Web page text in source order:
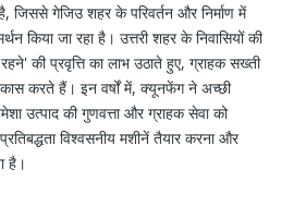
जिससे गेजिउ शहर के परिवर्तन और निर्माण में
किया जा रहा है। उत्तरी शहर के निवासियों की
की प्रवृत्ति का लाभ उठाते हुए, ग्राहक सख्ती
करते हैं। इन वर्षों में, क्यूनफेंग ने अच्छी
उत्पाद की गुणवत्ता और ग्राहक सेवा को
विश्वसनीय मशीनें तैयार करना और
है।